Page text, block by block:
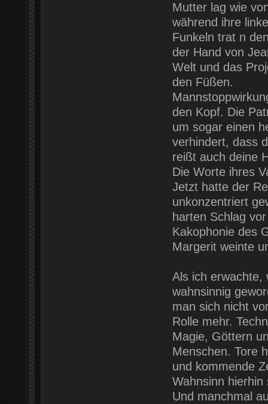
Mutter lag wie
während ihre
Funkeln trat n
der Hand von
Welt und das
den Füßen.
den Kopf. Die
um sogar einen
verhindert, dass
reißt auch deine
Die Worte ihres
Jetzt hatte der
unkonzentriert
harten Schlag
Kakophonie des
Margerit weinte
Als ich erwachte,
wahnsinnig
man sich nicht
Rolle mehr.
Magie, Göttern
Menschen. Tore
und kommende
Wahnsinn hierhin
Und manchmal